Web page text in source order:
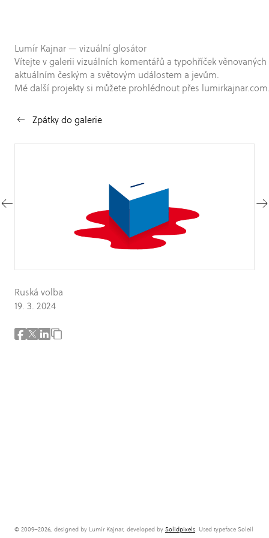
Lumír Kajnar — vizuální glosátor
Vítejte v galerii vizuálních komentářů a typohříček věnovaných
aktuálním českým a světovým událostem a jevům.
Mé další projekty si můžete prohlédnout přes
Zpátky do galerie
Ruská volba
19. 3. 2024
© 2009–2026, designed by Lumír Kajnar, developed by Solidpixels. Used typeface Soleil